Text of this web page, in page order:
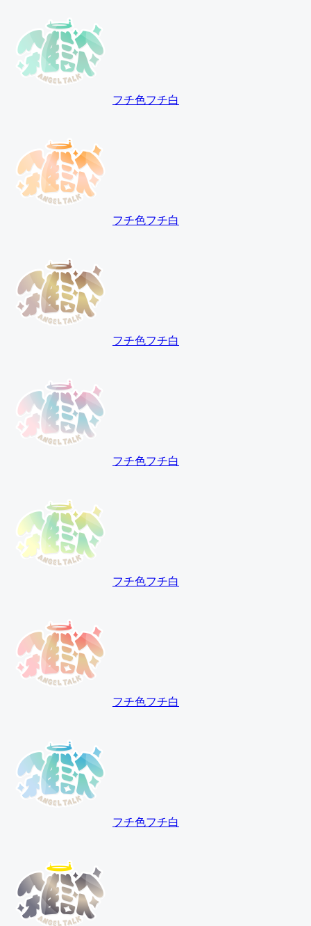
フチ色フチ白
フチ色フチ白
フチ色フチ白
フチ色フチ白
フチ色フチ白
フチ色フチ白
フチ色フチ白